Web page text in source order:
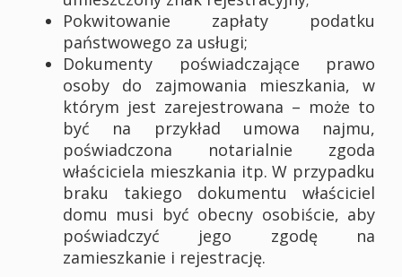
Pokwitowanie zapłaty podatku
państwowego za usługi;
Dokumenty poświadczające prawo
osoby do zajmowania mieszkania, w
którym jest zarejestrowana – może to
być na przykład umowa najmu,
poświadczona notarialnie zgoda
właściciela mieszkania itp. W przypadku
braku takiego dokumentu właściciel
domu musi być obecny osobiście, aby
poświadczyć jego zgodę na
zamieszkanie i rejestrację.